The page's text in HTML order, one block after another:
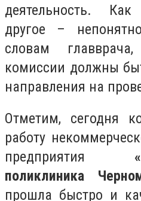
деятельность.
другое –
словам
комиссии должны
направления на
Отметим, сегодня
работу
предприятия
поликлиника
прошла быстро и